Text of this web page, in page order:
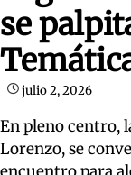
se
julio 2, 2026
En pleno centro,
Lorenzo, se